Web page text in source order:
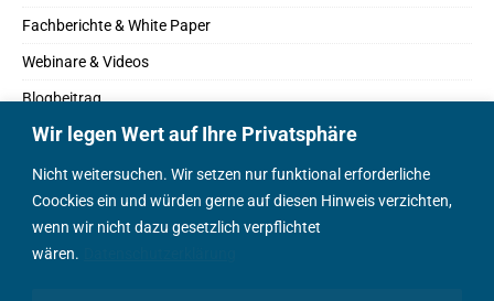
Wir legen Wert auf Ihre Privatsphäre
Nicht weitersuchen. Wir setzen nur funktional erforderliche
Coockies ein und würden gerne auf diesen Hinweis verzichten,
wenn wir nicht dazu gesetzlich verpflichtet
wären.
Fachberichte & White Paper
Webinare & Videos
Blogbeitrag
Fachbücher
Marktreport
Podcasts
Positionspapier